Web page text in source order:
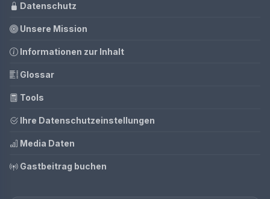
Datenschutz
Unsere Mission
Informationen zur Inhalt
Glossar
Tools
Ihre Datenschutzeinstellungen
Media Daten
Gastbeitrag buchen